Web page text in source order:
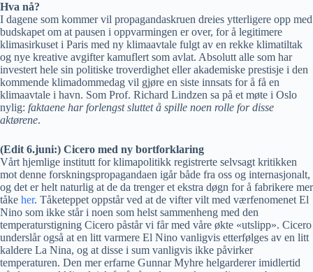
Hva nå?
I dagene som kommer vil propagandaskruen dreies ytterligere opp med
budskapet om at pausen i oppvarmingen er over, for å legitimere
klimasirkuset i Paris med ny klimaavtale fulgt av en rekke klimatiltak
og nye kreative avgifter kamuflert som avlat. Absolutt alle som har
investert hele sin politiske troverdighet eller akademiske prestisje i den
kommende klimadommedag vil gjøre en siste innsats for å få en
klimaavtale i havn. Som Prof. Richard Lindzen sa på et møte i Oslo
nylig: faktaene har forlengst sluttet å spille noen rolle for disse
aktørene.
(Edit 6.juni:) Cicero med ny bortforklaring
Vårt hjemlige institutt for klimapolitikk registrerte selvsagt kritikken
mot denne forskningspropagandaen igår både fra oss og internasjonalt,
og det er helt naturlig at de da trenger et ekstra døgn for å fabrikere mer
tåke her. Tåketeppet oppstår ved at de vifter vilt med værfenomenet El
Nino som ikke står i noen som helst sammenheng med den
temperaturstigning Cicero påstår vi får med våre økte «utslipp». Cicero
underslår også at en litt varmere El Nino vanligvis etterfølges av en litt
kaldere La Nina, og at disse i sum vanligvis ikke påvirker
temperaturen. Den mer erfarne Gunnar Myhre helgarderer imidlertid